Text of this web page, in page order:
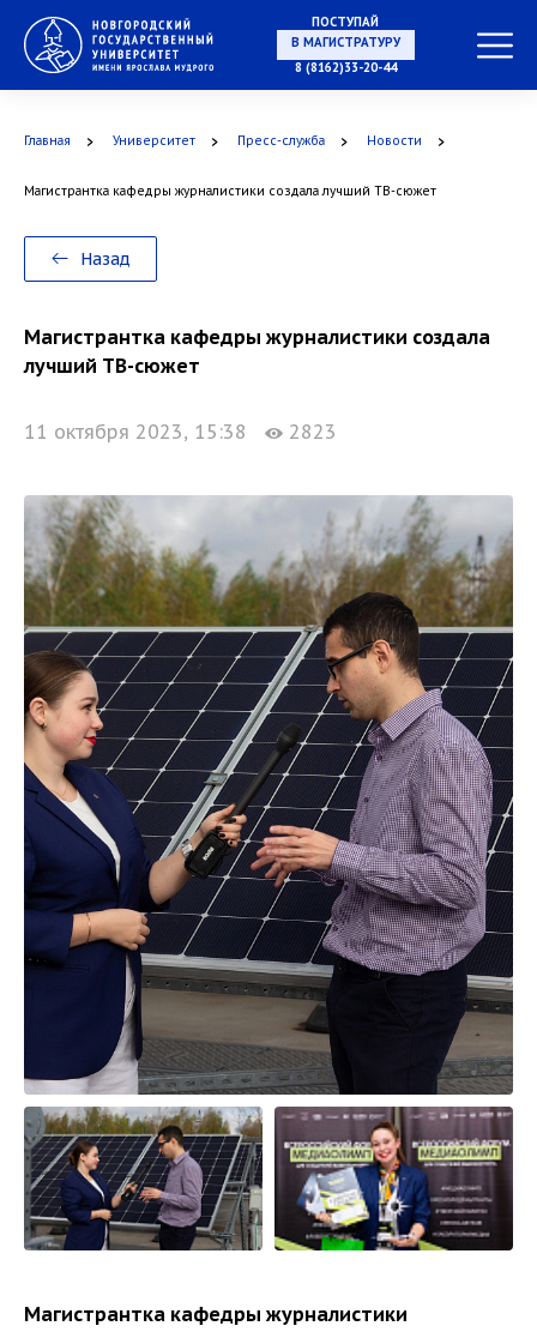
ПОСТУПАЙ
В МАГИСТРАТУРУ
8 (8162)33-20-44
Главная Университет Пресс-служба Новости
Магистрантка кафедры журналистики создала лучший ТВ-сюжет
Назад
Магистрантка кафедры журналистики создала
лучший ТВ-сюжет
11 октября 2023, 15:38 2823
Магистрантка кафедры журналистики